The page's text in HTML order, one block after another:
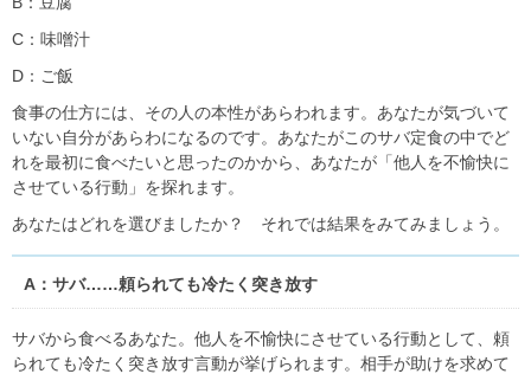
C：味噌汁
D：ご飯
食事の仕方には、その人の本性があらわれます。あなたが気づいて
いない自分があらわになるのです。あなたがこのサバ定食の中でど
れを最初に食べたいと思ったのかから、あなたが「他人を不愉快に
させている行動」を探れます。
あなたはどれを選びましたか？ それでは結果をみてみましょう。
A：サバ……頼られても冷たく突き放す
サバから食べるあなた。他人を不愉快にさせている行動として、頼
られても冷たく突き放す言動が挙げられます。相手が助けを求めて